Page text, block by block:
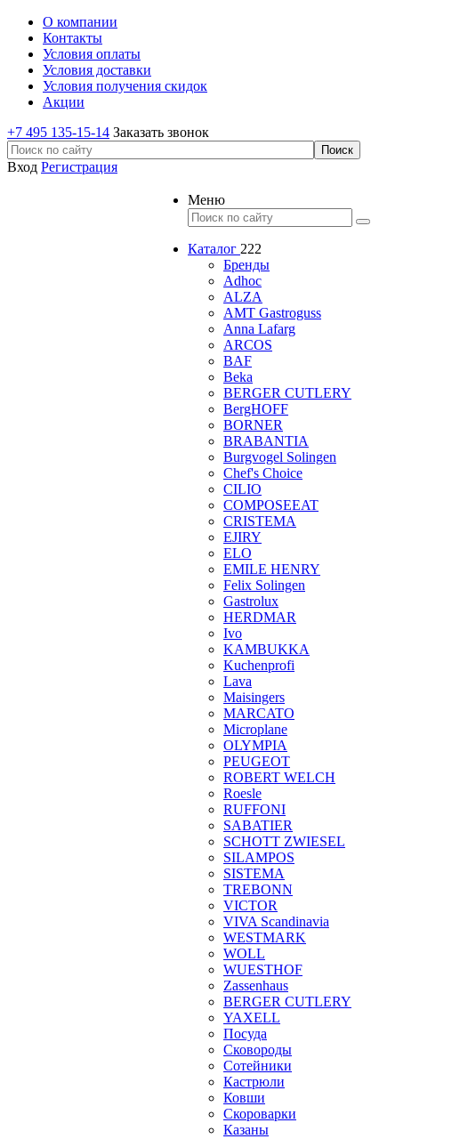
О компании
Контакты
Условия оплаты
Условия доставки
Условия получения скидок
Акции
+7 495 135-15-14 Заказать звонок
Вход Регистрация
Меню
Каталог 222
Бренды
Adhoc
ALZA
AMT Gastroguss
Anna Lafarg
ARCOS
BAF
Beka
BERGER CUTLERY
BergHOFF
BORNER
BRABANTIA
Burgvogel Solingen
Chef's Choice
CILIO
COMPOSEEAT
CRISTEMA
EJIRY
ELO
EMILE HENRY
Felix Solingen
Gastrolux
HERDMAR
Ivo
KAMBUKKA
Kuchenprofi
Lava
Maisingers
MARCATO
Microplane
OLYMPIA
PEUGEOT
ROBERT WELCH
Roesle
RUFFONI
SABATIER
SCHOTT ZWIESEL
SILAMPOS
SISTEMA
TREBONN
VICTOR
VIVA Scandinavia
WESTMARK
WOLL
WUESTHOF
Zassenhaus
BERGER CUTLERY
YAXELL
Посуда
Сковороды
Сотейники
Кастрюли
Ковши
Скороварки
Казаны